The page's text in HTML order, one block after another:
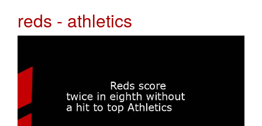
reds - athletics